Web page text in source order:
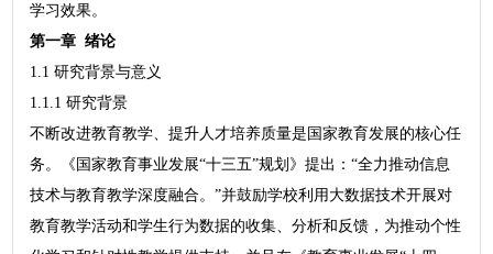
学习效果。
第一章 绪论
1.1 研究背景与意义
1.1.1 研究背景
不断改进教育教学、提升人才培养质量是国家教育发展的核心任
务。《国家教育事业发展“十三五”规划》提出：“全力推动信息
技术与教育教学深度融合。”并鼓励学校利用大数据技术开展对
教育教学活动和学生行为数据的收集、分析和反馈，为推动个性